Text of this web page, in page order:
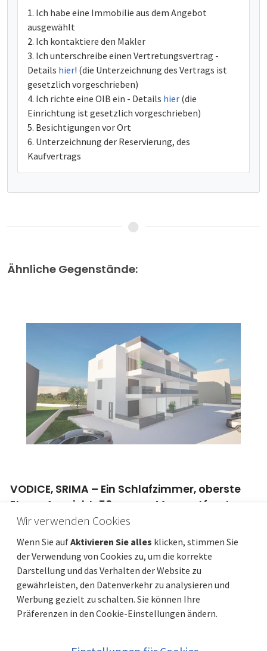
Ich habe eine Immobilie aus dem Angebot
ausgewählt
Ich kontaktiere den Makler
Ich unterschreibe einen Vertretungsvertrag -
Details hier! (die Unterzeichnung des Vertrags ist
gesetzlich vorgeschrieben)
Ich richte eine OIB ein - Details hier (die
Einrichtung ist gesetzlich vorgeschrieben)
Besichtigungen vor Ort
Unterzeichnung der Reservierung, des
Kaufvertrags
Ähnliche Gegenstände:
VODICE, SRIMA – Ein Schlafzimmer, oberste
Etage, Aussicht, 50 m vom Meer entfernt
Preis292 136 €
Gesamtfläche
56 m² Gemeindeteil
Vodice
Wir verwenden Cookies
Wenn Sie aufAktivieren Sie alles klicken, stimmen Sie
der Verwendung von Cookies zu, um die korrekte
Darstellung und das Verhalten der Website zu
gewährleisten, den Datenverkehr zu analysieren und
Werbung gezielt zu schalten. Sie können Ihre
Präferenzen in den Cookie-Einstellungen ändern.